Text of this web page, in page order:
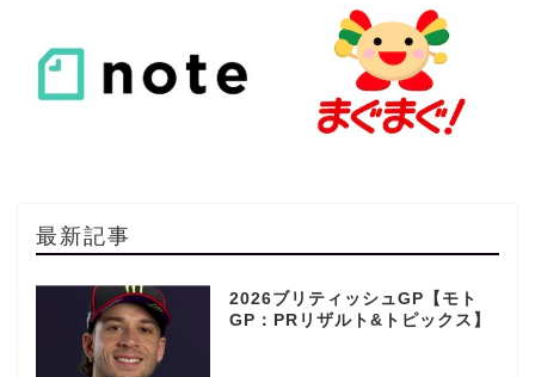
最新記事
2026ブリティッシュGP【モト
GP：PRリザルト&トピックス】